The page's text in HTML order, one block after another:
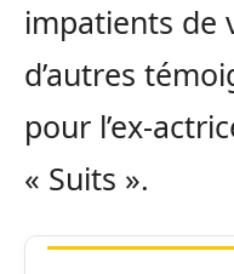
impatients de
d’autres
pour l’ex-
« Suits ».